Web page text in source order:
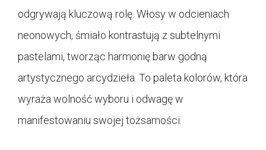
odgrywają kluczową rolę. Włosy w odcieniach
neonowych, śmiało kontrastują z subtelnymi
pastelami, tworząc harmonię barw godną
artystycznego arcydzieła. To paleta kolorów, która
wyraża wolność wyboru i odwagę w
manifestowaniu swojej tożsamości.